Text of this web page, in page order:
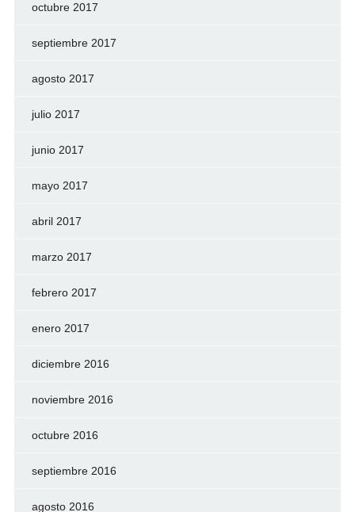
octubre 2017
septiembre 2017
agosto 2017
julio 2017
junio 2017
mayo 2017
abril 2017
marzo 2017
febrero 2017
enero 2017
diciembre 2016
noviembre 2016
octubre 2016
septiembre 2016
agosto 2016